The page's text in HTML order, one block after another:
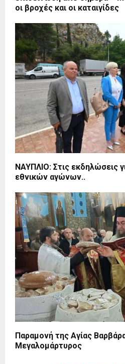
οι βροχές και οι καταιγίδες
ΝΑΥΠΛΙΟ: Στις εκδηλώσεις
εθνικών αγώνων..
Παραμονή της Αγίας
Μεγαλομάρτυρος